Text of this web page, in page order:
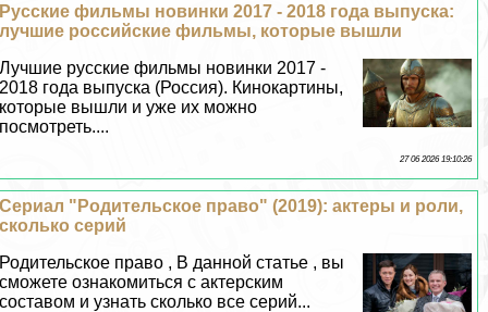
Русские фильмы новинки 2017 - 2018 года выпуска:
лучшие российские фильмы, которые вышли
Лучшие русские фильмы новинки 2017 -
2018 года выпуска (Россия). Кинокартины,
которые вышли и уже их можно
посмотреть....
27 06 2026 19:10:26
Сериал "Родительское право" (2019): актеры и роли,
сколько серий
Родительское право , В данной статье , вы
сможете ознакомиться с актерским
составом и узнать сколько все серий...